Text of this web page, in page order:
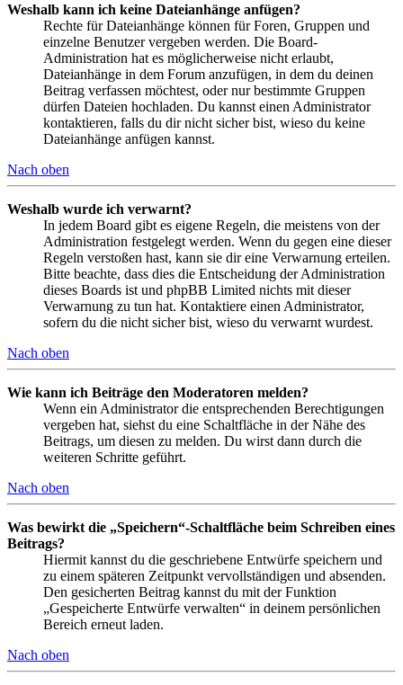
Weshalb kann ich keine Dateianhänge anfügen?
Rechte für Dateianhänge können für Foren, Gruppen und
einzelne Benutzer vergeben werden. Die Board-
Administration hat es möglicherweise nicht erlaubt,
Dateianhänge in dem Forum anzufügen, in dem du deinen
Beitrag verfassen möchtest, oder nur bestimmte Gruppen
dürfen Dateien hochladen. Du kannst einen Administrator
kontaktieren, falls du dir nicht sicher bist, wieso du keine
Dateianhänge anfügen kannst.
Nach oben
Weshalb wurde ich verwarnt?
In jedem Board gibt es eigene Regeln, die meistens von der
Administration festgelegt werden. Wenn du gegen eine dieser
Regeln verstoßen hast, kann sie dir eine Verwarnung erteilen.
Bitte beachte, dass dies die Entscheidung der Administration
dieses Boards ist und phpBB Limited nichts mit dieser
Verwarnung zu tun hat. Kontaktiere einen Administrator,
sofern du die nicht sicher bist, wieso du verwarnt wurdest.
Nach oben
Wie kann ich Beiträge den Moderatoren melden?
Wenn ein Administrator die entsprechenden Berechtigungen
vergeben hat, siehst du eine Schaltfläche in der Nähe des
Beitrags, um diesen zu melden. Du wirst dann durch die
weiteren Schritte geführt.
Nach oben
Was bewirkt die „Speichern“-Schaltfläche beim Schreiben eines
Beitrags?
Hiermit kannst du die geschriebene Entwürfe speichern und
zu einem späteren Zeitpunkt vervollständigen und absenden.
Den gesicherten Beitrag kannst du mit der Funktion
„Gespeicherte Entwürfe verwalten“ in deinem persönlichen
Bereich erneut laden.
Nach oben